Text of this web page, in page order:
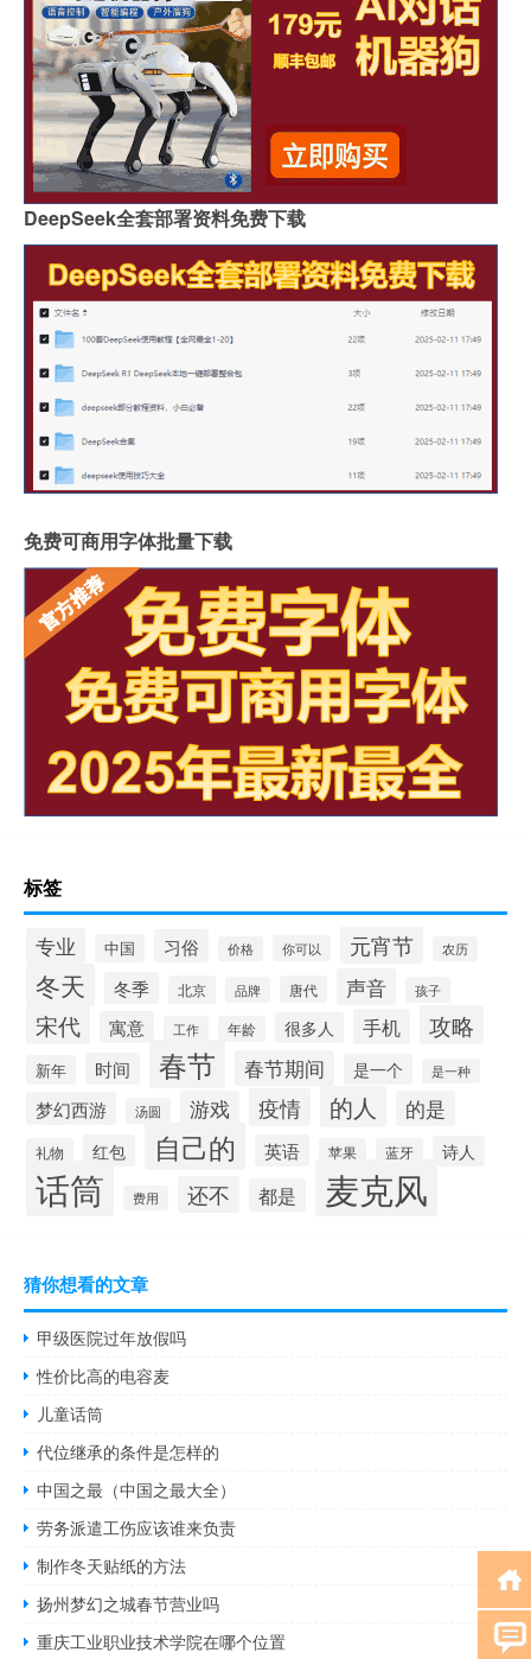
DeepSeek全套部署资料免费下载
免费可商用字体批量下载
标签
专业 中国 习俗 价格 你可以 元宵节 农历
冬天 冬季 北京 品牌 唐代 声音 孩子
宋代 寓意 工作 年龄 很多人 手机 攻略
新年 时间 春节 春节期间 是一个 是一种
梦幻西游 汤圆 游戏 疫情 的人 的是
礼物 红包 自己的 英语 苹果 蓝牙 诗人
话筒 费用 还不 都是 麦克风
猜你想看的文章
甲级医院过年放假吗
性价比高的电容麦
儿童话筒
代位继承的条件是怎样的
中国之最（中国之最大全）
劳务派遣工伤应该谁来负责
制作冬天贴纸的方法
扬州梦幻之城春节营业吗
重庆工业职业技术学院在哪个位置